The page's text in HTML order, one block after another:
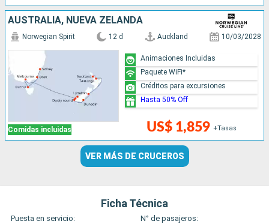
AUSTRALIA, NUEVA ZELANDA
Comidas incluidas
Norwegian Spirit 12 d Auckland 10/03/2028
US$ 1,859 +Tasas
Animaciones Incluidas
Paquete WiFi*
Créditos para excursiones
Hasta 50% Off
VER MÁS DE CRUCEROS
Ficha Técnica
Puesta en servicio:
N° de pasajeros: